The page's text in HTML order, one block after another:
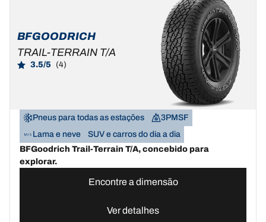
BFGOODRICH
TRAIL-TERRAIN T/A
3.5/5 (4)
Pneus para todas as estações
3PMSF
Lama e neve
SUV e carros do dia a dia
BFGoodrich Trail-Terrain T/A, concebido para
explorar.
Encontre a dimensão
Ver detalhes